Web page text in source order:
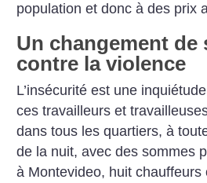
population et donc à des prix
Un changement de
contre la violence
L’insécurité est une
ces travailleurs et
dans tous les quartiers, à
de la nuit, avec des sommes
à Montevideo, huit chauffeurs